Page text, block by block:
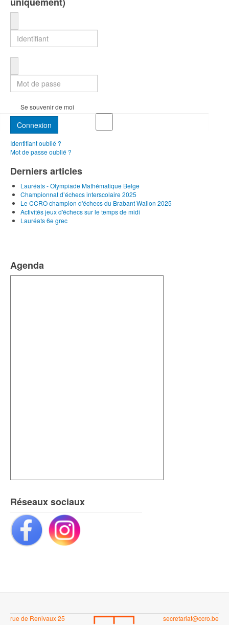
Se souvenir de moi
Connexion
Identifiant oublié ?
Mot de passe oublié ?
Derniers articles
Lauréats - Olympiade Mathématique Belge
Championnat d’échecs interscolaire 2025
Le CCRO champion d'échecs du Brabant Wallon 2025
Activités jeux d'échecs sur le temps de midi
Lauréats 6e grec
Agenda
Réseaux sociaux
rue de Renivaux 25 secretariat@ccro.be